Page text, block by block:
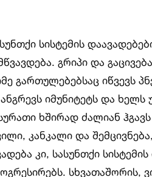
სისტემის
გრიპი და
იწვევს
იმუნიტეტს და
ხშირად ძალიან
კანკალი და
კი, სასუნთქი
სხვათაშორის,